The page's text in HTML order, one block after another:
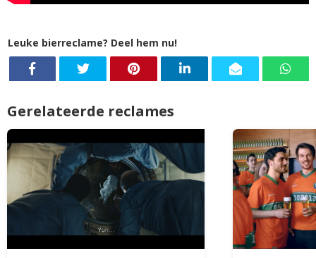
Leuke bierreclame? Deel hem nu!
Gerelateerde reclames